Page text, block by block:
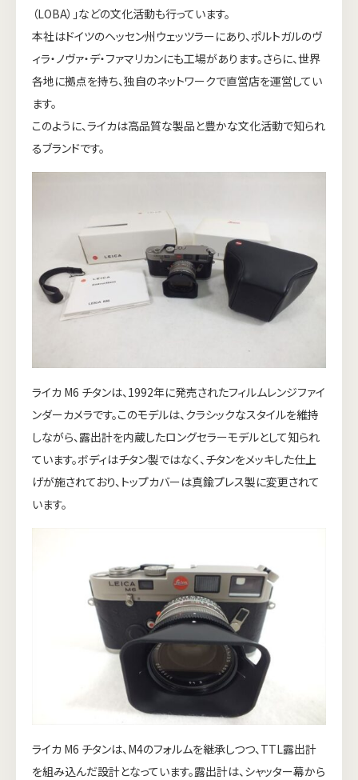
（LOBA）」などの文化活動も行っています。
本社はドイツのヘッセン州ウェッツラーにあり、ポルトガルのヴ
ィラ・ノヴァ・デ・ファマリカンにも工場があります。さらに、世界
各地に拠点を持ち、独自のネットワークで直営店を運営してい
ます。
このように、ライカは高品質な製品と豊かな文化活動で知られ
るブランドです。
ライカ M6 チタンは、1992年に発売されたフィルムレンジファイ
ンダーカメラです。このモデルは、クラシックなスタイルを維持
しながら、露出計を内蔵したロングセラーモデルとして知られ
ています。ボディはチタン製ではなく、チタンをメッキした仕上
げが施されており、トップカバーは真鍮プレス製に変更されて
います。
ライカ M6 チタンは、M4のフォルムを継承しつつ、TTL露出計
を組み込んだ設計となっています。露出計は、シャッター幕から